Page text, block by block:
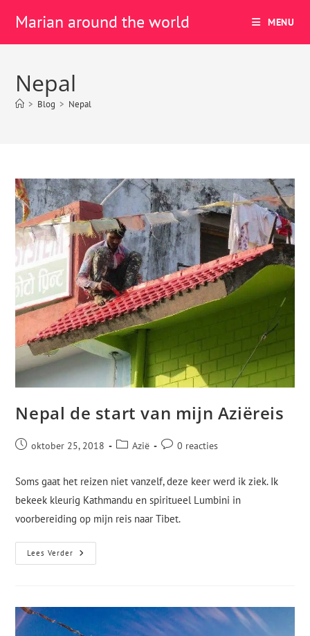
Marian around the world MENU
Nepal
> Blog > Nepal
Nepal de start van mijn Aziëreis
oktober 25, 2018 Azië 0 reacties
Soms gaat het reizen niet vanzelf, deze keer werd ik ziek. Ik
bekeek kleurig Kathmandu en spiritueel Lumbini in
voorbereiding op mijn reis naar Tibet.
Lees Verder